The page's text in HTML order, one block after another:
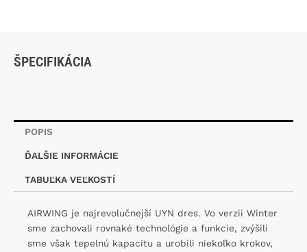
ŠPECIFIKÁCIA
POPIS
ĎALŠIE INFORMÁCIE
TABUĽKA VEĽKOSTÍ
AIRWING je najrevolučnejší UYN dres. Vo verzii Winter
sme zachovali rovnaké technológie a funkcie, zvýšili
sme však tepelnú kapacitu a urobili niekoľko krokov,